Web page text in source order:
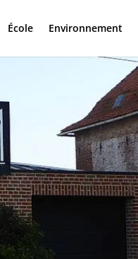
École Environnement